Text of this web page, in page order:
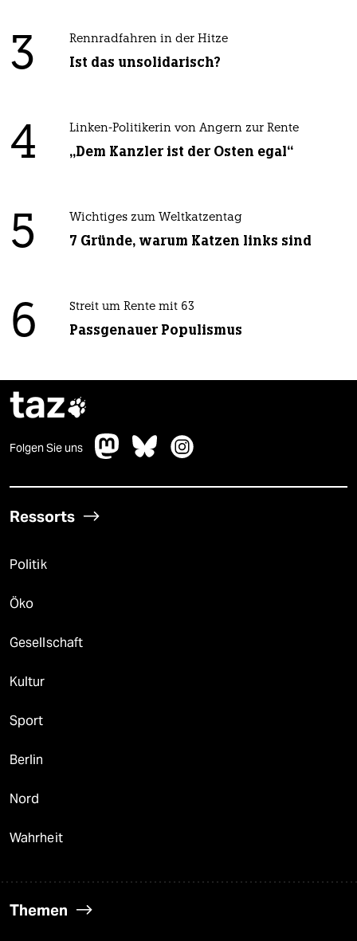
3 Rennradfahren in der Hitze
Ist das unsolidarisch?
4 Linken-Politikerin von Angern zur Rente
„Dem Kanzler ist der Osten egal“
5 Wichtiges zum Weltkatzentag
7 Gründe, warum Katzen links sind
6 Streit um Rente mit 63
Passgenauer Populismus
taz
Folgen Sie uns
Ressorts
Politik
Öko
Gesellschaft
Kultur
Sport
Berlin
Nord
Wahrheit
Themen